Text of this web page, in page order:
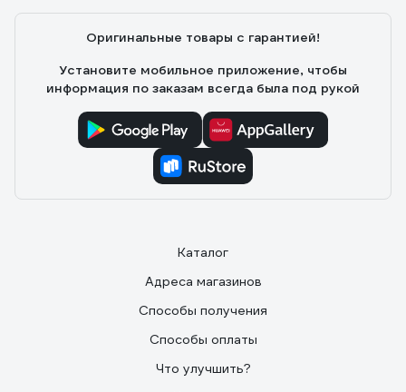
Оригинальные товары с гарантией!
Установите мобильное приложение, чтобы
информация по заказам всегда была под рукой
Каталог
Адреса магазинов
Способы получения
Способы оплаты
Что улучшить?